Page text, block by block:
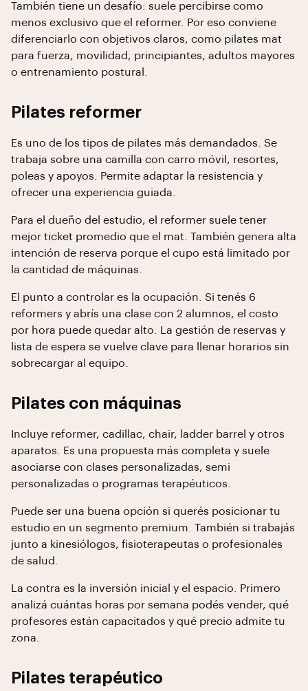
También tiene un desafío: suele percibirse como
menos exclusivo que el reformer. Por eso conviene
diferenciarlo con objetivos claros, como pilates mat
para fuerza, movilidad, principiantes, adultos mayores
o entrenamiento postural.
Pilates reformer
Es uno de los tipos de pilates más demandados. Se
trabaja sobre una camilla con carro móvil, resortes,
poleas y apoyos. Permite adaptar la resistencia y
ofrecer una experiencia guiada.
Para el dueño del estudio, el reformer suele tener
mejor ticket promedio que el mat. También genera alta
intención de reserva porque el cupo está limitado por
la cantidad de máquinas.
El punto a controlar es la ocupación. Si tenés 6
reformers y abrís una clase con 2 alumnos, el costo
por hora puede quedar alto. La gestión de reservas y
lista de espera se vuelve clave para llenar horarios sin
sobrecargar al equipo.
Pilates con máquinas
Incluye reformer, cadillac, chair, ladder barrel y otros
aparatos. Es una propuesta más completa y suele
asociarse con clases personalizadas, semi
personalizadas o programas terapéuticos.
Puede ser una buena opción si querés posicionar tu
estudio en un segmento premium. También si trabajás
junto a kinesiólogos, fisioterapeutas o profesionales
de salud.
La contra es la inversión inicial y el espacio. Primero
analizá cuántas horas por semana podés vender, qué
profesores están capacitados y qué precio admite tu
zona.
Pilates terapéutico